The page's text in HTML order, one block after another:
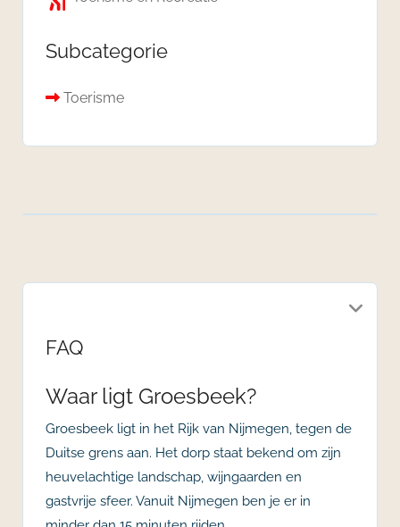
Subcategorie
Toerisme
FAQ
Waar ligt Groesbeek?
Groesbeek ligt in het Rijk van Nijmegen, tegen de
Duitse grens aan. Het dorp staat bekend om zijn
heuvelachtige landschap, wijngaarden en
gastvrije sfeer. Vanuit Nijmegen ben je er in